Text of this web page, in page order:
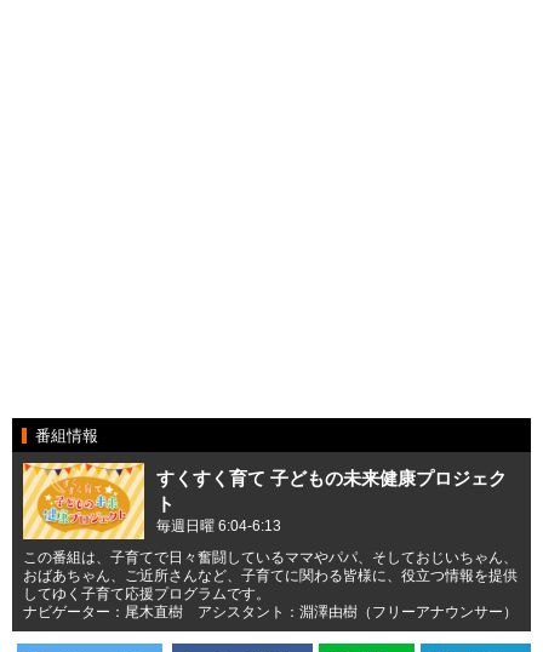
番組情報
すくすく育て 子どもの未来健康プロジェク
ト
毎週日曜 6:04-6:13
この番組は、子育てで日々奮闘しているママやパパ、そしておじいちゃん、
おばあちゃん、ご近所さんなど、子育てに関わる皆様に、役立つ情報を提供
してゆく子育て応援プログラムです。
ナビゲーター：尾木直樹 アシスタント：淵澤由樹（フリーアナウンサー）